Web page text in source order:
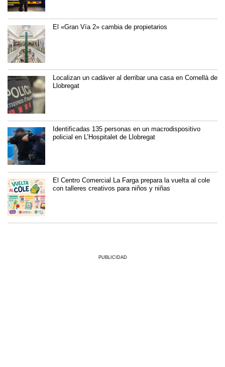
El «Gran Vía 2» cambia de propietarios
Localizan un cadáver al derribar una casa en Cornellà de
Llobregat
Identificadas 135 personas en un macrodispositivo
policial en L’Hospitalet de Llobregat
El Centro Comercial La Farga prepara la vuelta al cole
con talleres creativos para niños y niñas
PUBLICIDAD